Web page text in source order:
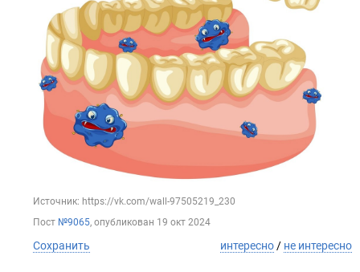
Источник: https://vk.com/wall-97505219_230
Пост №9065, опубликован 19 окт 2024
Сохранить интересно / не интересно